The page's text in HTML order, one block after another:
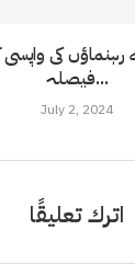
کی
فیصلہ...
July 2, 2024
اترك تعليقًا